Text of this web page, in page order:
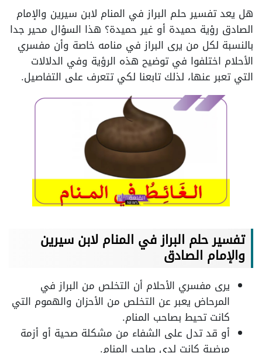
هل يعد تفسير حلم البراز في المنام لابن سيرين والإمام
الصادق رؤية حميدة أو غير حميدة؟ هذا السؤال محير جدا
بالنسبة لكل من يرى البراز في منامه خاصة وأن مفسري
الأحلام اختلفوا في توضيح هذه الرؤية وفي الدلالات
التي تعبر عنها، لذلك تابعنا لكي تتعرف على التفاصيل.
تفسير حلم البراز في المنام لابن سيرين
والإمام الصادق
يرى مفسري الأحلام أن التخلص من البراز في
المرحاض يعبر عن التخلص من الأحزان والهموم التي
كانت تحيط بصاحب المنام.
أو قد تدل على الشفاء من مشكلة صحية أو أزمة
مرضية كانت لدى صاحب المنام.